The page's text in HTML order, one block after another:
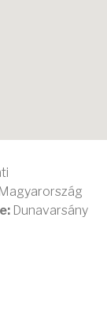
Magyarország
Dunavarsány